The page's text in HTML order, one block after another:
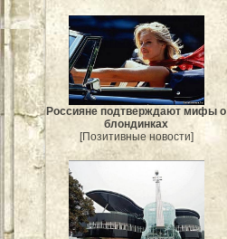
Россияне подтверждают мифы о
блондинках
[Позитивные новости]